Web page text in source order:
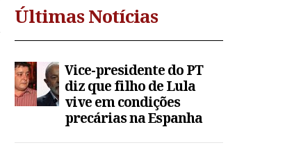
Últimas Notícias
Vice-presidente do PT
diz que filho de Lula
vive em condições
precárias na Espanha